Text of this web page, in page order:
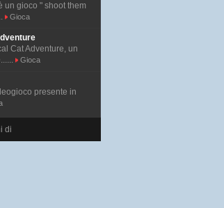
un gioco " shoot them
Gioca
Cat Adventure, un
Gioca
presente in
di